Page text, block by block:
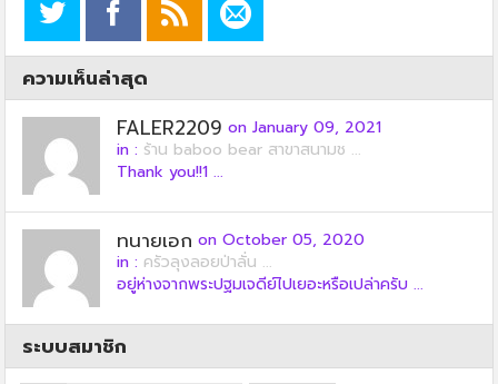
ความเห็นล่าสุด
FALER2209 on January 09, 2021
in : ร้าน baboo bear สาขาสนามช ...
Thank you!!1 ...
ทนายเอก on October 05, 2020
in : ครัวลุงลอยป่าลั่น ...
อยู่ห่างจากพระปฐมเจดีย์ไปเยอะหรือเปล่าครับ ...
ระบบสมาชิก